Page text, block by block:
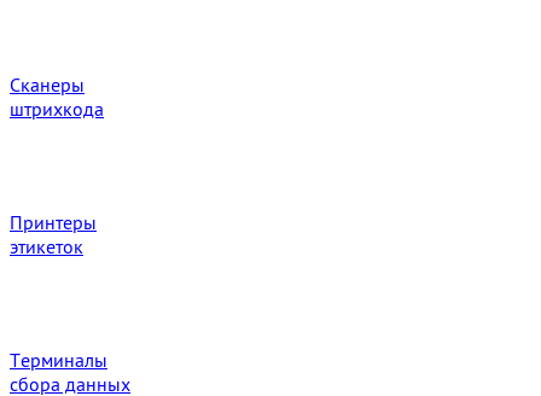
Сканеры
штрихкода
Принтеры
этикеток
Терминалы
сбора данных